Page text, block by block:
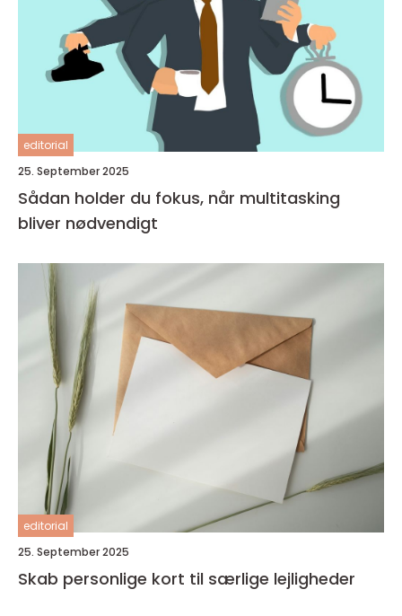
editorial
25. September 2025
Sådan holder du fokus, når multitasking
bliver nødvendigt
editorial
25. September 2025
Skab personlige kort til særlige lejligheder